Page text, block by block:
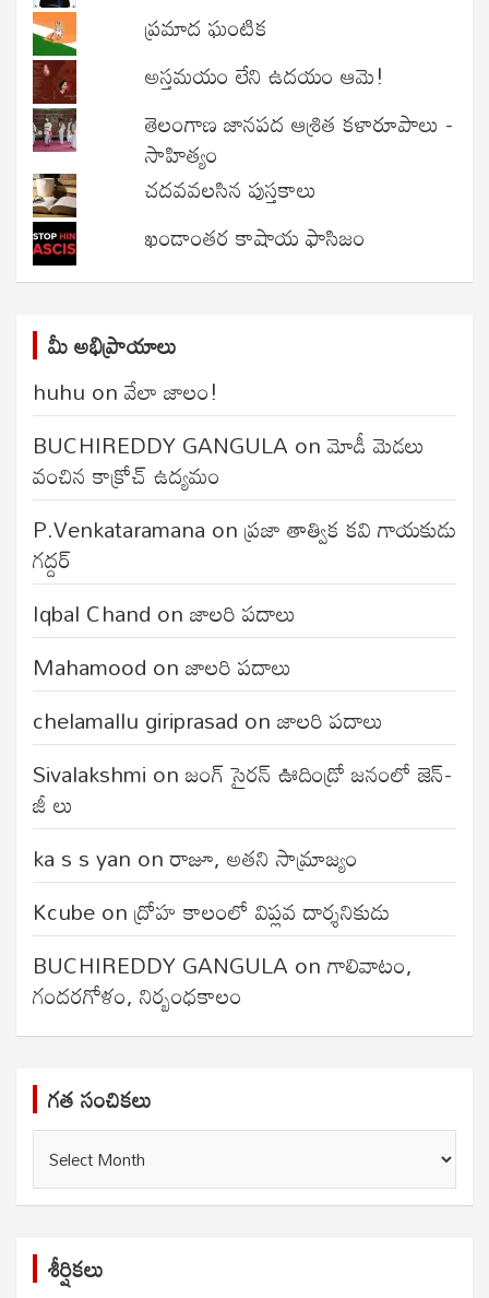
ప్రమాద ఘంటిక
అస్తమయం లేని ఉదయం ఆమె!
తెలంగాణ జానపద ఆశ్రిత కళారూపాలు -
సాహిత్యం
చదవవలసిన పుస్తకాలు
ఖండాంతర కాషాయ ఫాసిజం
మీ అభిప్రాయాలు
huhu onవేలా జాలం!
BUCHIREDDY GANGULA onమోడీ మెడలు
వంచిన కాక్రోచ్ ఉద్యమం
P.Venkataramana onప్రజా తాత్విక కవి గాయకుడు
గద్దర్
Iqbal Chand onజాలరి పదాలు
Mahamood onజాలరి పదాలు
chelamallu giriprasad onజాలరి పదాలు
Sivalakshmi onజంగ్‌ సైరన్‌ ఊదిండ్రో జనంలో జెన్-
జీ లు
ka s s yan onరాజూ, అతని సామ్రాజ్యం
Kcubeonద్రోహ కాలంలో విప్లవ దార్శనికుడు
BUCHIREDDY GANGULA onగాలివాటం,
గందరగోళం, నిర్బంధకాలం
గత సంచికలు
గత
సంచికలు
శీర్షికలు